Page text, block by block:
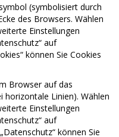
(symbolisiert durch
des Browsers. Wählen
Einstellungen
auf
können Sie Cookies
Browser auf das
horizontale Linien). Wählen
Einstellungen
auf
können Sie